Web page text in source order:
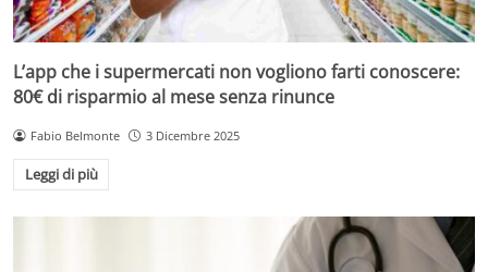
L’app che i supermercati non vogliono farti conoscere:
80€ di risparmio al mese senza rinunce
Fabio Belmonte 3 Dicembre 2025
Leggi di più